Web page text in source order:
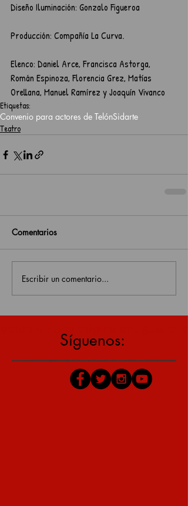
Diseño Iluminación: Gonzalo Figueroa
Producción: Compañía La Curva.
Elenco: Daniel Arce, Francisca Astorga,
Román Espinoza, Florencia Grez, Matías
Orellana, Manuel Ramírez y Joaquín Vivanco
Etiquetas:
Convenio para actores de TelónSidarte
Teatro
Comentarios
Escribir un comentario...
Síguenos: